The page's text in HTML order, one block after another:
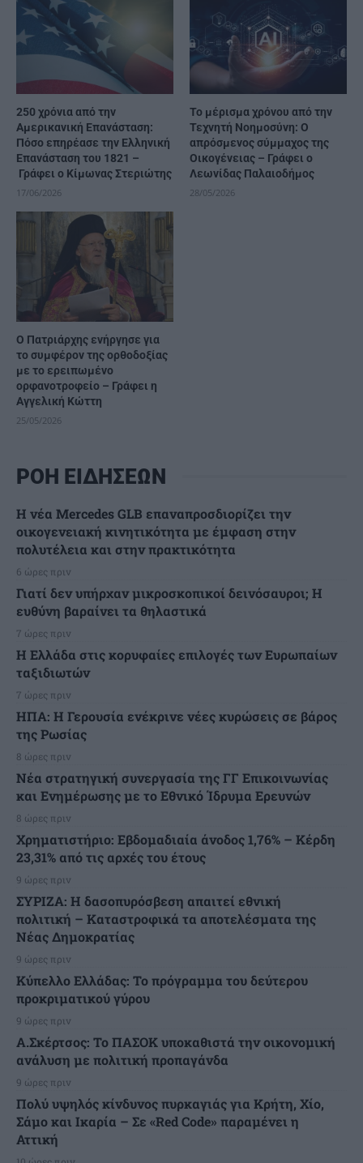
250 χρόνια από την
Αμερικανική Επανάσταση:
Πόσο επηρέασε την Ελληνική
Επανάσταση του 1821 –
Γράφει ο Κίμωνας Στεριώτης
17/06/2026
Το μέρισμα χρόνου από την
Τεχνητή Νοημοσύνη: Ο
απρόσμενος σύμμαχος της
Οικογένειας – Γράφει ο
Λεωνίδας Παλαιοδήμος
28/05/2026
Ο Πατριάρχης ενήργησε για
το συμφέρον της ορθοδοξίας
με το ερειπωμένο
ορφανοτροφείο – Γράφει η
Αγγελική Κώττη
25/05/2026
ΡΟΗ ΕΙΔΗΣΕΩΝ
Η νέα Mercedes GLB επαναπροσδιορίζει την
οικογενειακή κινητικότητα με έμφαση στην
πολυτέλεια και στην πρακτικότητα
6 ώρες πριν
Γιατί δεν υπήρχαν μικροσκοπικοί δεινόσαυροι; Η
ευθύνη βαραίνει τα θηλαστικά
7 ώρες πριν
Η Ελλάδα στις κορυφαίες επιλογές των Ευρωπαίων
ταξιδιωτών
7 ώρες πριν
ΗΠΑ: Η Γερουσία ενέκρινε νέες κυρώσεις σε βάρος
της Ρωσίας
8 ώρες πριν
Νέα στρατηγική συνεργασία της ΓΓ Επικοινωνίας
και Ενημέρωσης με το Εθνικό Ίδρυμα Ερευνών
8 ώρες πριν
Χρηματιστήριο: Εβδομαδιαία άνοδος 1,76% – Κέρδη
23,31% από τις αρχές του έτους
9 ώρες πριν
ΣΥΡΙΖΑ: Η δασοπυρόσβεση απαιτεί εθνική
πολιτική – Καταστροφικά τα αποτελέσματα της
Νέας Δημοκρατίας
9 ώρες πριν
Κύπελλο Ελλάδας: Το πρόγραμμα του δεύτερου
προκριματικού γύρου
9 ώρες πριν
Α.Σκέρτσος: Το ΠΑΣΟΚ υποκαθιστά την οικονομική
ανάλυση με πολιτική προπαγάνδα
9 ώρες πριν
Πολύ υψηλός κίνδυνος πυρκαγιάς για Κρήτη, Χίο,
Σάμο και Ικαρία – Σε «Red Code» παραμένει η
Αττική